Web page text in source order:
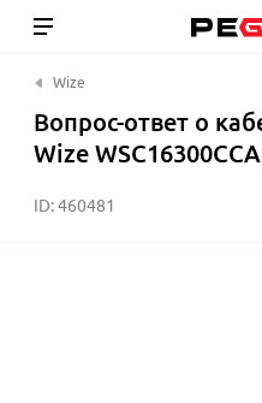
Wize
Вопрос-ответ о
Wize
ID:460481